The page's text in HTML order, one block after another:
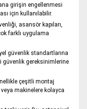
girişin engellenmesi
için kullanılabilir.
asansör kapıları,
farklı uygulama
güvenlik standartlarına
güvenlik gereksinimlerine
çeşitli montaj
makinelere kolayca